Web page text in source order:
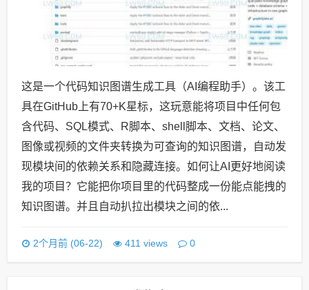
这是一个代码知识图谱生成工具（AI编程助手）。该工
具在GitHub上有70+K星标，这玩意能将项目中任何包
含代码、SQL模式、R脚本、shell脚本、文档、论文、
图像或视频的文件夹转换为可查询的知识图谱，自动发
现模块间的依赖关系和隐藏连接。如何让AI更好地阅读
我的项目？它能把你项目里的代码整成一份能点能拽的
知识图谱。并且自动扒拉出模块之间的依...
2个月前 (06-22) 411 views 0